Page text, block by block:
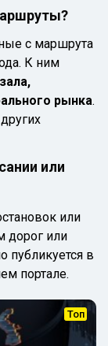
с маршрута
К ним
рынка.
или
или
дорог или
публикуется в
портале.
Топ